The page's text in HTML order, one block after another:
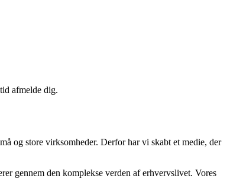
afmelde dig.
og store virksomheder. Derfor har vi skabt et medie, der
gennem den komplekse verden af erhvervslivet. Vores